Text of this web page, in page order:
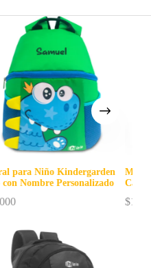
Morral para Niño Classic
Caricatura Personalizada PD
$144.900